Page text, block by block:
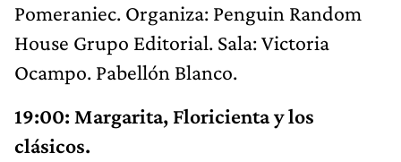
Pomeraniec. Organiza: Penguin Random
House Grupo Editorial. Sala: Victoria
Ocampo. Pabellón Blanco.
19:00: Margarita, Floricienta y los
clásicos.